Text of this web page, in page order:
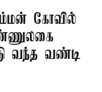
கோவில்
வந்த வண்டி